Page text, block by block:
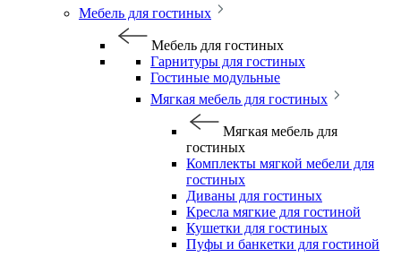
Мебель для гостиных
Мебель для гостиных
Гарнитуры для гостиных
Гостиные модульные
Мягкая мебель для гостиных
Мягкая мебель для
гостиных
Комплекты мягкой мебели для
гостиных
Диваны для гостиных
Кресла мягкие для гостиной
Кушетки для гостиных
Пуфы и банкетки для гостиной